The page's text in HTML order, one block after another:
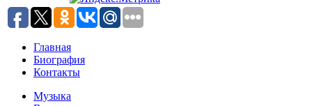
Главная
Биография
Контакты
Музыка